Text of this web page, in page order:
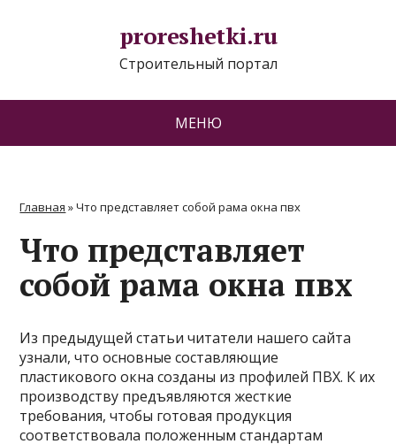
proreshetki.ru
Строительный портал
МЕНЮ
Главная »Что представляет собой рама окна пвх
Что представляет
собой рама окна пвх
Из предыдущей статьи читатели нашего сайта
узнали, что основные составляющие
пластикового окна созданы из профилей ПВХ. К их
производству предъявляются жесткие
требования, чтобы готовая продукция
соответствовала положенным стандартам